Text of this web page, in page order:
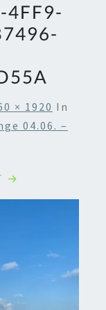
4FF9-
× 1920 In
04.06. –
→